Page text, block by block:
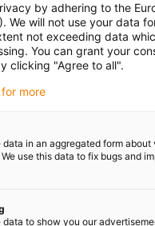
Eigenschaften:
Quattroschlitten
by adhering to the
We will not use your data
not exceeding data
You can grant your
clicking "Agree to all".
more
data in an aggregated form
use this data to fix bugs and
data to show you our